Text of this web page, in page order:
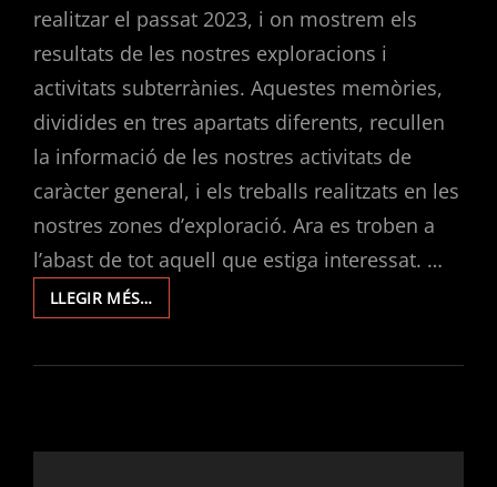
realitzar el passat 2023, i on mostrem els
resultats de les nostres exploracions i
activitats subterrànies. Aquestes memòries,
dividides en tres apartats diferents, recullen
la informació de les nostres activitats de
caràcter general, i els treballs realitzats en les
nostres zones d’exploració. Ara es troben a
l’abast de tot aquell que estiga interessat. …
LLEGIR MÉS…MEMÒRIES
D’ACTIVITATS
CLUB